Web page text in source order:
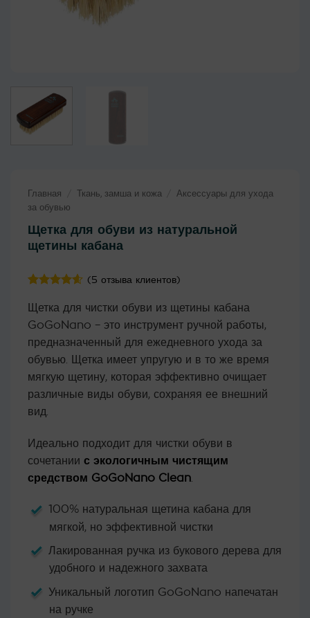
Главная Ткань, замша и кожа
Аксессуары для ухода
за обувью
Щетка для обуви из натуральной
щетины кабана
4.6из 5
опроса
пользователя
(5 отзыва клиентов)
Щетка для чистки обуви из щетины кабана
GoGoNano – это инструмент ручной работы,
предназначенный для ежедневного ухода за
обувью. Щетка имеет упругую и в то же время
мягкую щетину, которая эффективно очищает
различные виды обуви, сохраняя ее внешний
вид.
Идеально подходит для чистки обуви в
сочетании с экологичным чистящим
средством GoGoNano Clean.
100% натуральная щетина кабана для
мягкой, но эффективной чистки
Лакированная ручка из букового дерева для
удобного и надежного захвата
Уникальный логотип GoGoNano напечатан
на ручке